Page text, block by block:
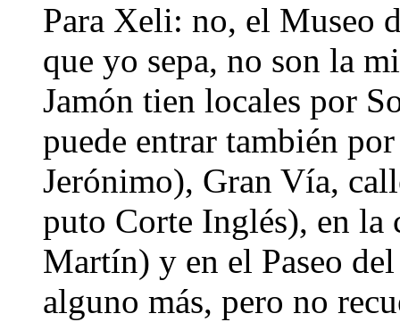
Para Xeli: no, el Museo
que yo sepa, no son la
Jamón tien locales por
puede entrar también
Jerónimo), Gran Vía,
puto Corte Inglés), en
Martín) y en el Paseo
alguno más, pero no